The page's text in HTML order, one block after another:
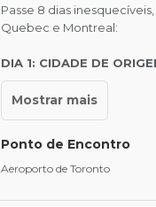
Passe 8 dias
Quebec e Montreal:
DIA 1: CIDADE DE
Ponto de Encontro
Aeroporto de Toronto